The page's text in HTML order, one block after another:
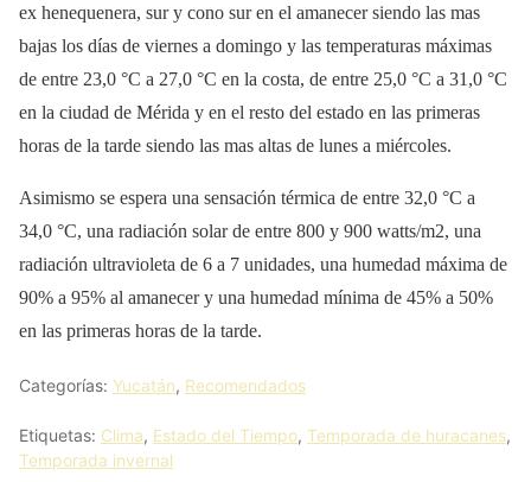
ex henequenera, sur y cono sur en el amanecer siendo las mas
bajas los días de viernes a domingo y las temperaturas máximas
de entre 23,0 °C a 27,0 °C en la costa, de entre 25,0 °C a 31,0 °C
en la ciudad de Mérida y en el resto del estado en las primeras
horas de la tarde siendo las mas altas de lunes a miércoles.
Asimismo se espera una sensación térmica de entre 32,0 °C a
34,0 °C, una radiación solar de entre 800 y 900 watts/m2, una
radiación ultravioleta de 6 a 7 unidades, una humedad máxima de
90% a 95% al amanecer y una humedad mínima de 45% a 50%
en las primeras horas de la tarde.
Categorías: Yucatán, Recomendados
Etiquetas: Clima, Estado del Tiempo, Temporada de huracanes,
Temporada invernal